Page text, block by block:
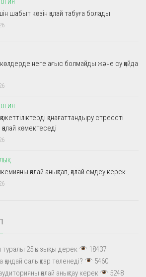
шабыт көзін қалай табуға болады
неге ағыс болмайды және су қайда
қажеттіліктерді қанағаттандыру стрессті
көмектеседі
қалай анықтап, қалай емдеу керек
25 қызықты дерек
18437
салықтар төленеді?
5460
қалай анықтау керек
5248